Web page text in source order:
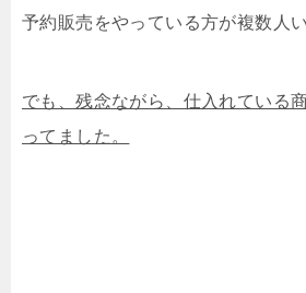
予約販売をやっている方が複数人い
でも、残念ながら、仕入れている
ってました。